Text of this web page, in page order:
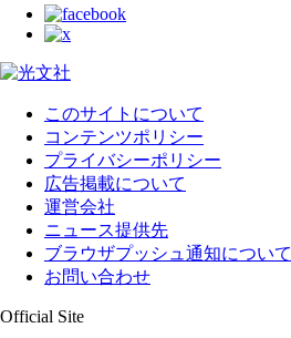
このサイトについて
コンテンツポリシー
プライバシーポリシー
広告掲載について
運営会社
ニュース提供先
ブラウザプッシュ通知について
お問い合わせ
Official Site